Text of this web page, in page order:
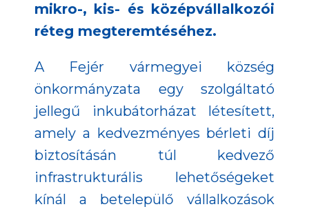
mikro-, kis- és középvállalkozói
réteg megteremtéséhez.
A Fejér vármegyei község
önkormányzata egy szolgáltató
jellegű inkubátorházat létesített,
amely a kedvezményes bérleti díj
biztosításán túl kedvező
infrastrukturális lehetőségeket
kínál a betelepülő vállalkozások